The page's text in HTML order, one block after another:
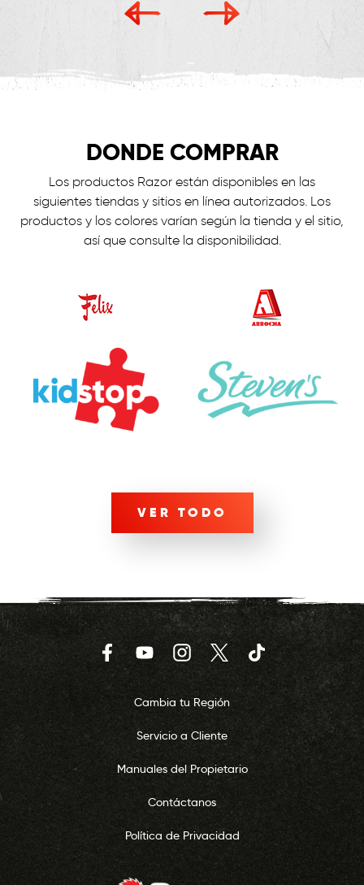
DONDE COMPRAR
Los productos Razor están disponibles en las
siguientes tiendas y sitios en línea autorizados. Los
productos y los colores varían según la tienda y el sitio,
así que consulte la disponibilidad.
VER TODO
FacebookYouTubeInstagramTwitter TikTok
Cambia tu Región
Servicio a Cliente
Manuales del Propietario
Contáctanos
Política de Privacidad